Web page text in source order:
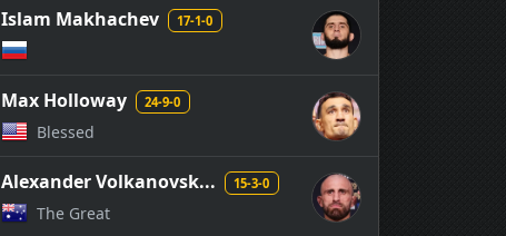
Islam Makhachev 17-1-0
Max Holloway 24-9-0
Blessed
Alexander Volkanovsk... 15-3-0
The Great